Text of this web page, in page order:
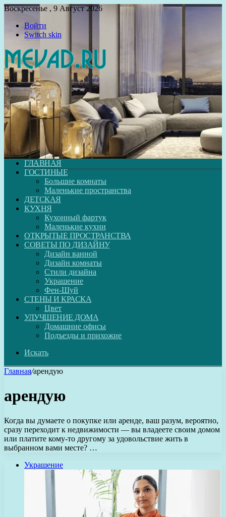
Воскресенье , 9 Август 2026
Войти
Switch skin
ГЛАВНАЯ
ГОСТИНЫЕ
Большие комнаты
Маленькие пространства
ДЕТСКАЯ
КУХНЯ
Кухонный фартук
Маленькие кухни
ОТКРЫТЫЕ ПРОСТРАНСТВА
СОВЕТЫ ПО ДИЗАЙНУ
Дизайн ванной
Дизайн комнаты
Стили дизайна
Украшение
Фен-Шуй
СТЕНЫ И КРАСКА
Цвет
УЛУЧШЕНИЕ ДОМА
Домашние офисы
Подъезды и прихожие
Искать
Главная/арендую
арендую
Когда вы думаете о покупке или аренде, ваш разум, вероятно,
сразу переходит к недвижимости — вы владеете своим домом
или платите кому-то другому за удовольствие жить в
выбранном вами месте? …
Украшение